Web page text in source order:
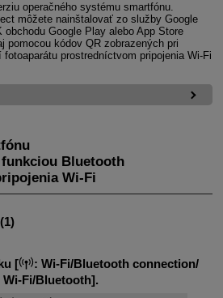
operačného systému smartfónu.
môžete nainštalovať zo služby Google
obchodu Google Play alebo App Store
pomocou kódov QR zobrazených pri
fotoaparátu prostredníctvom pripojenia Wi-Fi
Bluetooth
Wi-Fi
[ : Wi-Fi/Bluetooth connection/
Wi-Fi/Bluetooth].